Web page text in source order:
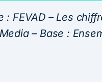
: FEVAD – Les
– Base :